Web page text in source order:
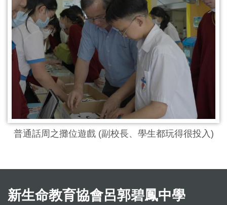
普通話周之攤位遊戲 (副校長、學生都玩得很投入)
新生命教育協會呂郭碧鳳中學